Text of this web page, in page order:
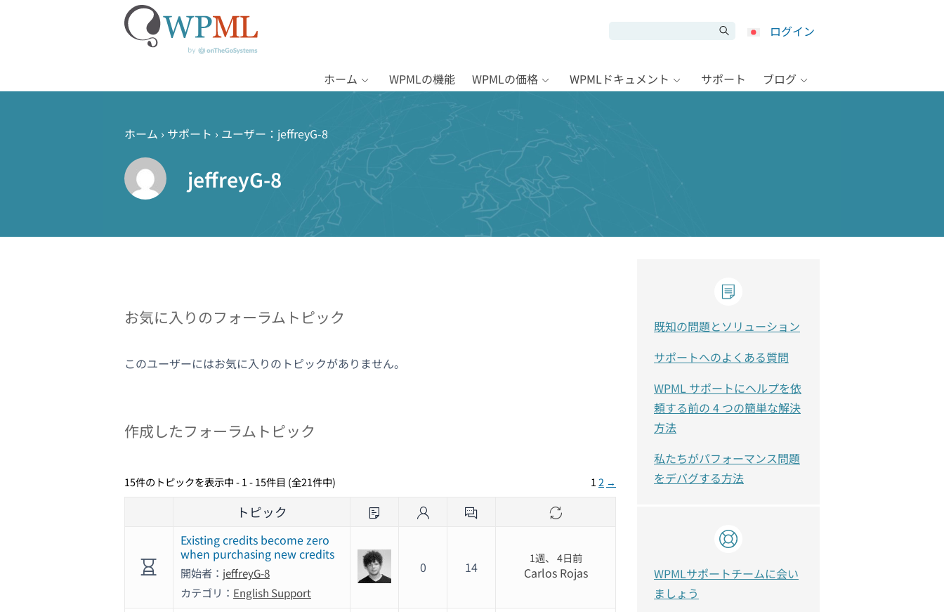
ッ
ログイン
ホーム WPMLの機能 WPMLの価格 WPMLドキュメント サポート ブログ
ホーム › サポート › ユーザー：jeffreyG-8
jeffreyG-8
お気に入りのフォーラムトピック
このユーザーにはお気に入りのトピックがありません。
作成したフォーラムトピック
15件のトピックを表示中 - 1 - 15件目 (全21件中) 12 →
トピック
Existing credits become zero
when purchasing new credits
開始者： jeffreyG-8
カテゴリ： English Support
0 14
1週、 4日前
Carlos Rojas
既知の問題とソリューション
サポートへのよくある質問
WPML サポートにヘルプを依
頼する前の 4 つの簡単な解決
方法
私たちがパフォーマンス問題
をデバグする方法
WPMLサポートチームに会い
ましょう